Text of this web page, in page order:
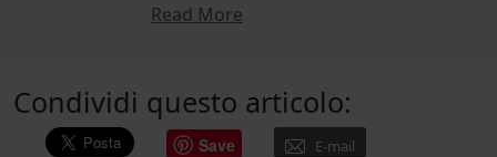
Read More
Condividi questo articolo:
Save E-mail